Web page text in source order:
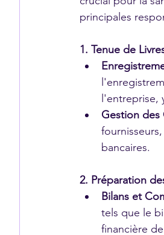
principales
1. Tenue de
l'entreprise,
Gestion
bancaires.
2. Préparation
Bilans et
tels que le
financière